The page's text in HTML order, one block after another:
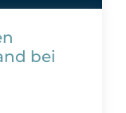
bei